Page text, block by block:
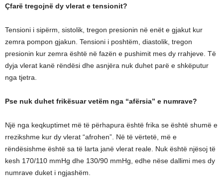
Çfarë tregojnë dy vlerat e tensionit?
Tensioni i sipërm, sistolik, tregon presionin në enët e gjakut kur
zemra pompon gjakun. Tensioni i poshtëm, diastolik, tregon
presionin kur zemra është në fazën e pushimit mes dy rrahjeve. Të
dyja vlerat kanë rëndësi dhe asnjëra nuk duhet parë e shkëputur
nga tjetra.
Pse nuk duhet frikësuar vetëm nga “afërsia” e numrave?
Një nga keqkuptimet më të përhapura është frika se është shumë e
rrezikshme kur dy vlerat “afrohen”. Në të vërtetë, më e
rëndësishme është sa të larta janë vlerat reale. Nuk është njësoj të
kesh 170/110 mmHg dhe 130/90 mmHg, edhe nëse dallimi mes dy
numrave duket i ngjashëm.